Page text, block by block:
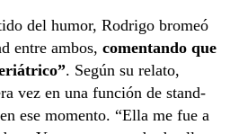
del humor, Rodrigo bromeó
entre ambos, comentando que
. Según su relato,
vez en una función de stand-
ese momento. “Ella me fue a